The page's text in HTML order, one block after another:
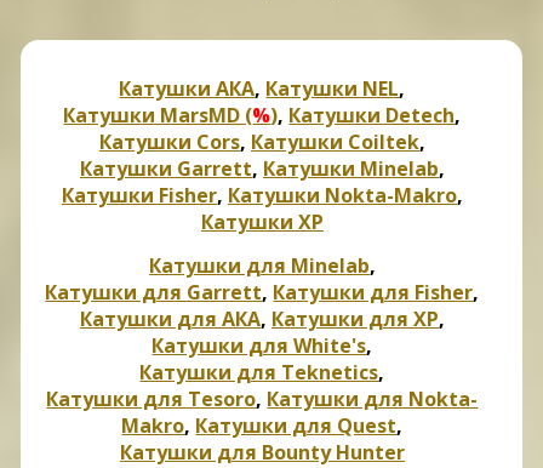
Катушки АКА, Катушки NEL,
Катушки MarsMD (%), Катушки Detech,
Катушки Cors, Катушки Coiltek,
Катушки Garrett, Катушки Minelab,
Катушки Fisher, Катушки Nokta-Makro,
Катушки XP
Катушки для Minelab,
Катушки для Garrett, Катушки для Fisher,
Катушки для АКА, Катушки для XP,
Катушки для White's,
Катушки для Teknetics,
Катушки для Tesoro, Катушки для Nokta-
Makro, Катушки для Quest,
Катушки для Bounty Hunter